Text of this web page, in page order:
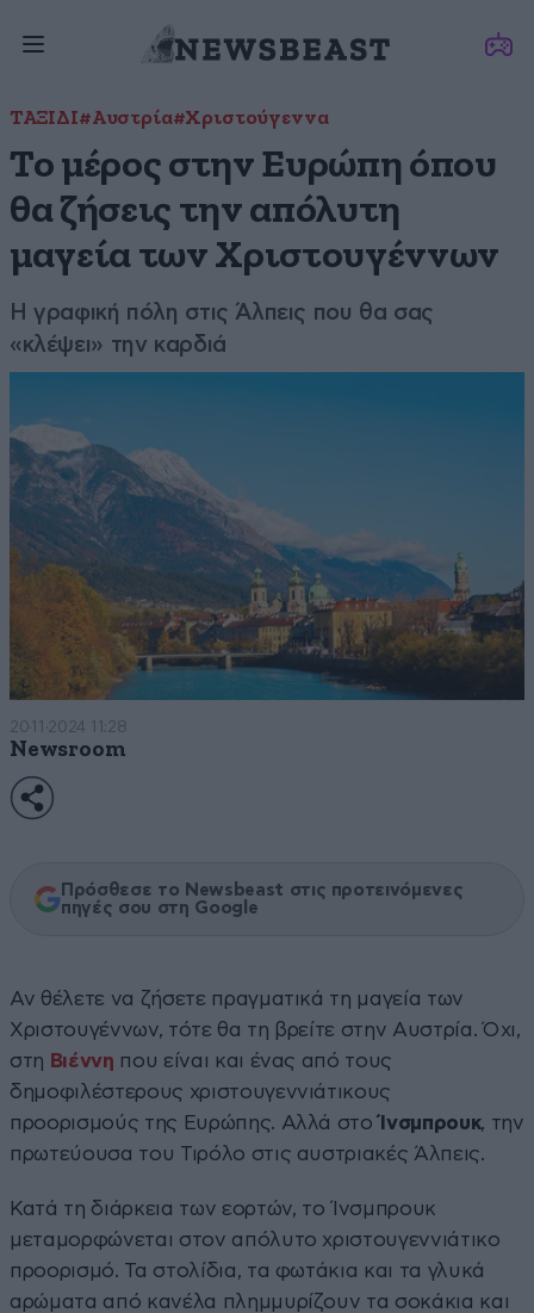
ΤΑΞΙΔΙ#Αυστρία#Χριστούγεννα
Το μέρος στην Ευρώπη όπου
θα ζήσεις την απόλυτη
μαγεία των Χριστουγέννων
Η γραφική πόλη στις Άλπεις που θα σας
«κλέψει» την καρδιά
20·11·2024 11:28
Newsroom
Πρόσθεσε το Newsbeast στις προτεινόμενες
πηγές σου στη Google
Αν θέλετε να ζήσετε πραγματικά τη μαγεία των
Χριστουγέννων, τότε θα τη βρείτε στην Αυστρία. Όχι,
στη Βιέννη που είναι και ένας από τους
δημοφιλέστερους χριστουγεννιάτικους
προορισμούς της Ευρώπης. Αλλά στο Ίνσμπρουκ, την
πρωτεύουσα του Τιρόλο στις αυστριακές Άλπεις.
Κατά τη διάρκεια των εορτών, το Ίνσμπρουκ
μεταμορφώνεται στον απόλυτο χριστουγεννιάτικο
προορισμό. Τα στολίδια, τα φωτάκια και τα γλυκά
αρώματα από κανέλα πλημμυρίζουν τα σοκάκια και